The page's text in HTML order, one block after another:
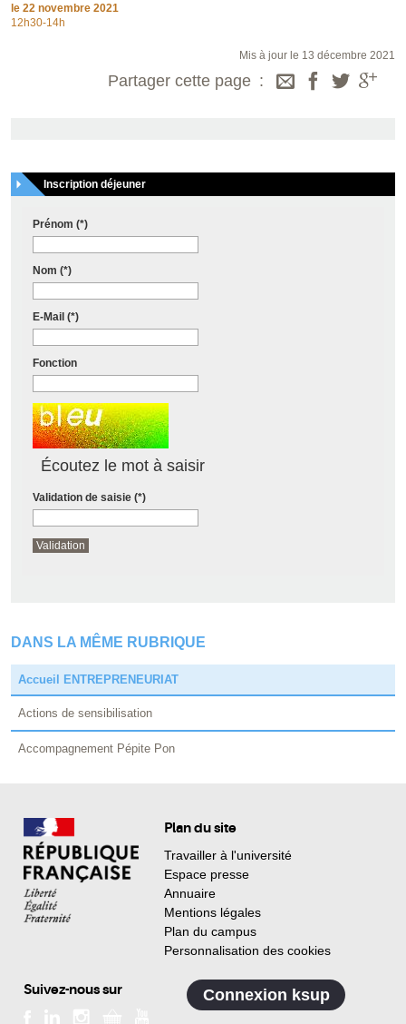
le 22 novembre 2021
12h30-14h
Mis à jour le 13 décembre 2021
Partager cette page
Inscription déjeuner
Prénom (*)
Nom (*)
E-Mail (*)
Fonction
Champ pour les robots. Si vous êtes humains, merci de le laisser vide.
Écoutez le mot à saisir
Validation de saisie (*)
DANS LA MÊME RUBRIQUE
Accueil ENTREPRENEURIAT
Actions de sensibilisation
Accompagnement Pépite Pon
Plan du site
Travailler à l'université
Espace presse
Annuaire
Mentions légales
Plan du campus
Personnalisation des cookies
Suivez-nous sur Connexion ksup